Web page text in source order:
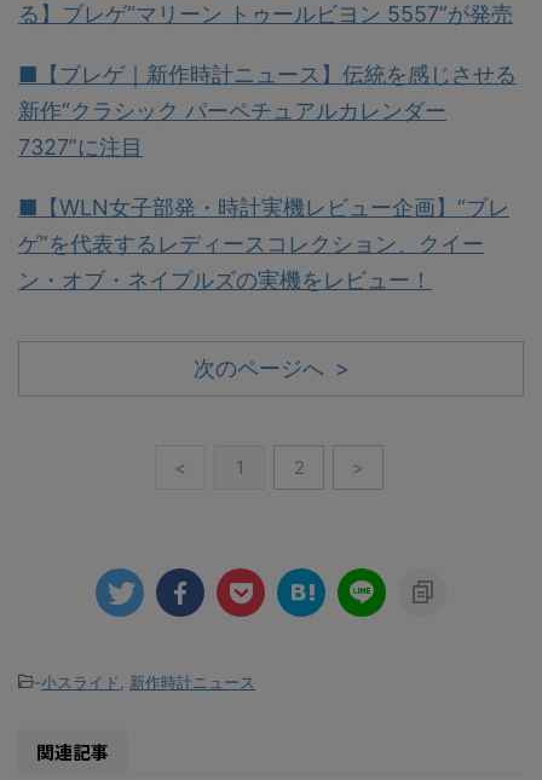
る】ブレゲ“マリーン トゥールビヨン 5557”が発売
■【ブレゲ｜新作時計ニュース】伝統を感じさせる
新作“クラシック パーペチュアルカレンダー
7327”に注目
■【WLN女子部発・時計実機レビュー企画】“ブレ
ゲ”を代表するレディースコレクション、クイー
ン・オブ・ネイプルズの実機をレビュー！
次のページへ >
< 1 2 >
-小スライド 新作時計ニュース
関連記事